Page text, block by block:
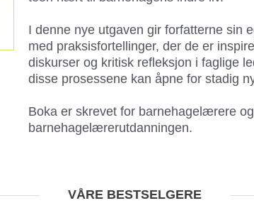
I denne nye utgaven gir forfatterne sin
med praksisfortellinger, der de er
diskurser og kritisk refleksjon i faglige
disse prosessene kan åpne for stadig
Boka er skrevet for barnehagelærere
barnehagelærerutdanningen.
VÅRE BESTSELGERE